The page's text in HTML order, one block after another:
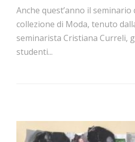
Anche quest’anno il
collezione di Moda, tenuto
seminarista Cristiana Curreli,
studenti...